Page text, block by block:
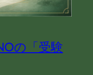
の「受験